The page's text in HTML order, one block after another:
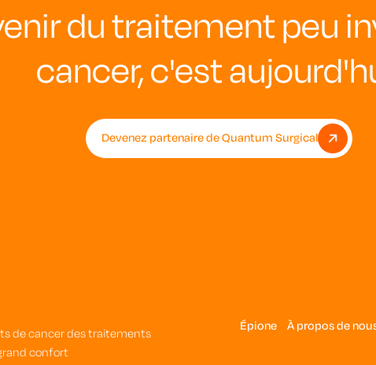
du traitement peu
cancer, c'est
Devenez partenaire de Quantum Surgical
de cancer des traitements
confort
Épione À propos de